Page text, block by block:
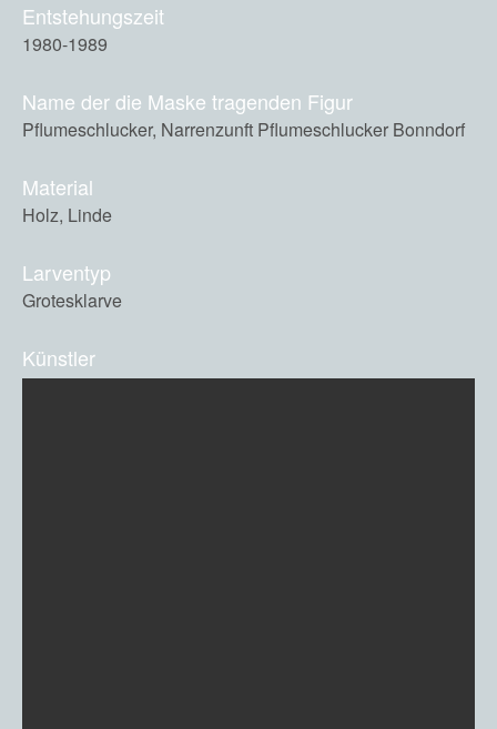
Entstehungszeit
1980-1989
Name der die Maske tragenden Figur
Pflumeschlucker, Narrenzunft Pflumeschlucker Bonndorf
Material
Holz, Linde
Larventyp
Grotesklarve
Künstler